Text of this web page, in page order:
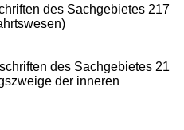
des Sachgebietes 217
des Sachgebietes 21
der inneren